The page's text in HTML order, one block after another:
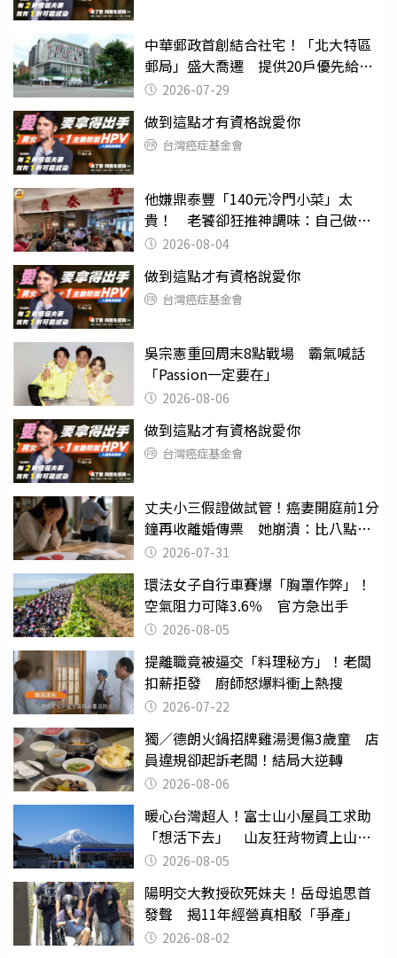
中華郵政首創結合社宅！「北大特區
郵局」盛大喬遷 提供20戶優先給北
大學生
2026-07-29
做到這點才有資格說愛你
台灣癌症基金會
他嫌鼎泰豐「140元冷門小菜」太
貴！ 老饕卻狂推神調味：自己做不
出來2026-08-04
做到這點才有資格說愛你
台灣癌症基金會
吳宗憲重回周末8點戰場 霸氣喊話
「Passion一定要在」
2026-08-06
做到這點才有資格說愛你
台灣癌症基金會
丈夫小三假證做試管！癌妻開庭前1分
鐘再收離婚傳票 她崩潰：比八點檔
還扯2026-07-31
環法女子自行車賽爆「胸罩作弊」！
空氣阻力可降3.6％ 官方急出手
2026-08-05
提離職竟被逼交「料理秘方」！老闆
扣薪拒發 廚師怒爆料衝上熱搜
2026-07-22
獨／德朗火鍋招牌雞湯燙傷3歲童 店
員違規卻起訴老闆！結局大逆轉
2026-08-06
暖心台灣超人！富士山小屋員工求助
「想活下去」 山友狂背物資上山：
台灣真的是寶島
2026-08-05
陽明交大教授砍死妹夫！岳母追思首
發聲 揭11年經營真相駁「爭產」
2026-08-02